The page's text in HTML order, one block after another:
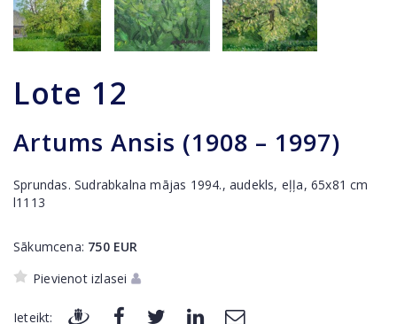
Lote 12
Artums Ansis (1908 – 1997)
Sprundas. Sudrabkalna mājas 1994., audekls, eļļa, 65x81 cm
l1113
Sākumcena: 750EUR
Pievienot izlasei
Ieteikt: